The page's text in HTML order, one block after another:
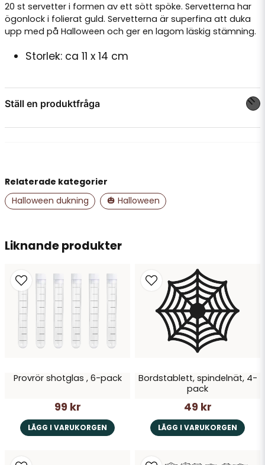
20 st servetter i formen av ett sött spöke. Servetterna har
ögonlock i folierat guld. Servetterna är superfina att duka
upp med på Halloween och ger en lagom läskig stämning.
Storlek: ca 11 x 14 cm
Ställ en produktfråga
name
Namn
email
Mejladress
Ja, ni får publicera min fråga
Liknande produkter
Provrör shotglas , 6-pack
99 kr
LÄGG I VARUKORGEN
Bordstablett, spindelnät, 4-
pack
49 kr
LÄGG I VARUKORGEN
Relaterade kategorier
Halloween dukning
🎃 Halloween